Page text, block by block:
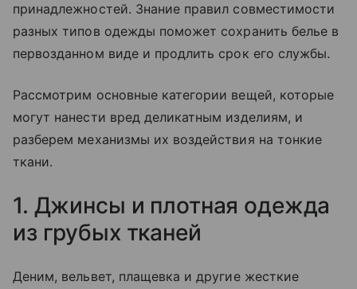
принадлежностей. Знание правил совместимости
разных типов одежды поможет сохранить белье в
первозданном виде и продлить срок его службы.
Рассмотрим основные категории вещей, которые
могут нанести вред деликатным изделиям, и
разберем механизмы их воздействия на тонкие
ткани.
1. Джинсы и плотная одежда
из грубых тканей
Деним, вельвет, плащевка и другие жесткие